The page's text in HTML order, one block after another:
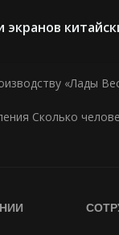
экранов
«Лады
Сколько